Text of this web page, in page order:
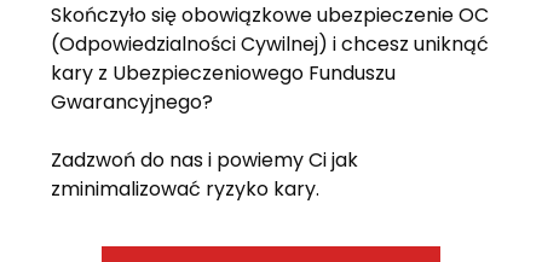
Skończyło się obowiązkowe ubezpieczenie OC
(Odpowiedzialności Cywilnej) i chcesz uniknąć
kary z Ubezpieczeniowego Funduszu
Gwarancyjnego?
Zadzwoń do nas i powiemy Ci jak
zminimalizować ryzyko kary.